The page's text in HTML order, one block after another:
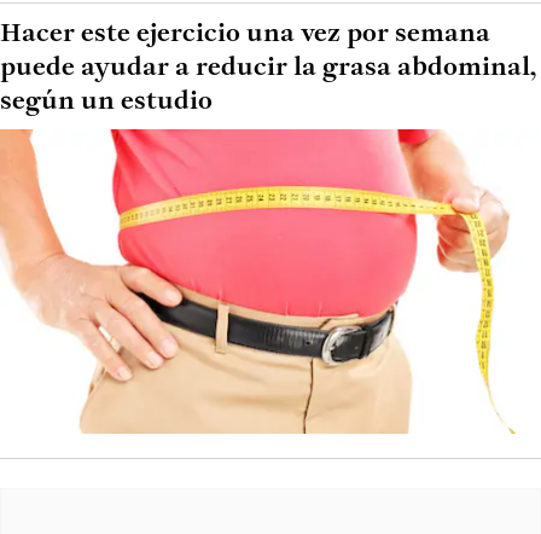
Hacer este ejercicio una vez por semana
puede ayudar a reducir la grasa abdominal,
según un estudio